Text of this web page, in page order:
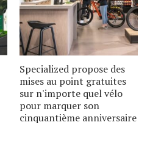
Specialized propose des
mises au point gratuites
sur n'importe quel vélo
pour marquer son
cinquantième anniversaire